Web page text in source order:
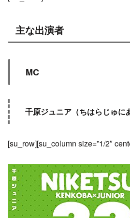
主な出演者
MC
千原ジュニア（ちはらじゅに
[su_row][su_column size=”1/2″